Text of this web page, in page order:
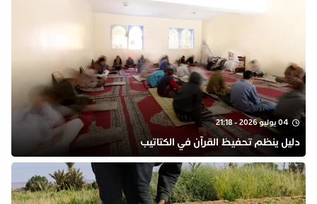
04 يوليو 2026 - 21:18
دليل ينظم تحفيظ القرآن في الكتاتيب